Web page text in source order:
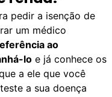
pedir a isenção de
um médico
ao
lo e já conhece os
a ele que você
a sua doença